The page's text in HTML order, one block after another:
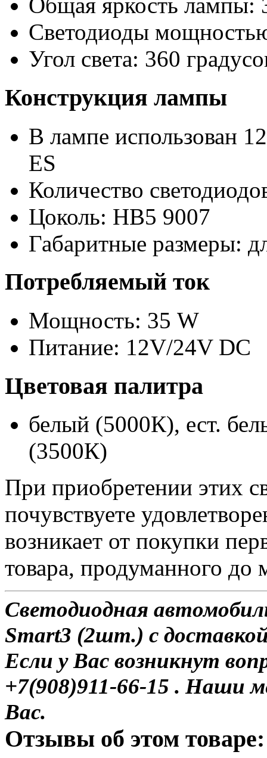
Общая яркость лампы:
Светодиоды
Угол света: 360
Конструкция лампы
В лампе использован
ES
Количество
Цоколь: HB5 9007
Габаритные размеры:
Потребляемый ток
Мощность: 35 W
Питание: 12V/24V DC
Цветовая палитра
белый (5000К), ест.
(3500К)
При приобретении этих
почувствуете
возникает от покупки
товара, продуманного до
Светодиодная
Smart3 (2шт.) с
Если у Вас возникнут
+7(908)911-66-15 . Наши
Вас.
Отзывы об этом товаре: